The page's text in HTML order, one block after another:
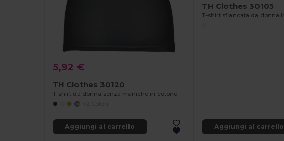
5,92 €
TH Clothes 30120
T-shirt da donna senza maniche in cotone
Aggiungi al carrello
TH Clothes 30105
Aggiungi al carrello